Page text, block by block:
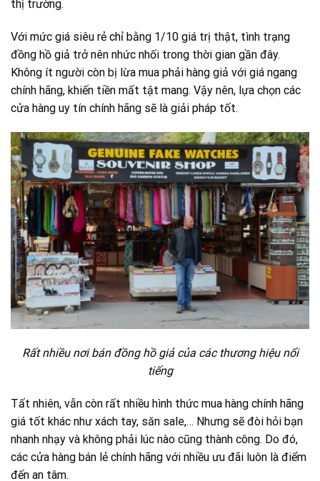
thị trường.
Với mức giá siêu rẻ chỉ bằng 1/10 giá trị thật, tình trạng
đồng hồ giả trở nên nhức nhối trong thời gian gần đây.
Không ít người còn bị lừa mua phải hàng giả với giá ngang
chính hãng, khiến tiền mất tật mang. Vậy nên, lựa chọn các
cửa hàng uy tín chính hãng sẽ là giải pháp tốt.
Rất nhiều nơi bán đồng hồ giả của các thương hiệu nổi
tiếng
Tất nhiên, vẫn còn rất nhiều hình thức mua hàng chính hãng
giá tốt khác như xách tay, săn sale,… Nhưng sẽ đòi hỏi bạn
nhanh nhạy và không phải lúc nào cũng thành công. Do đó,
các cửa hàng bán lẻ chính hãng với nhiều ưu đãi luôn là điểm
đến an tâm.